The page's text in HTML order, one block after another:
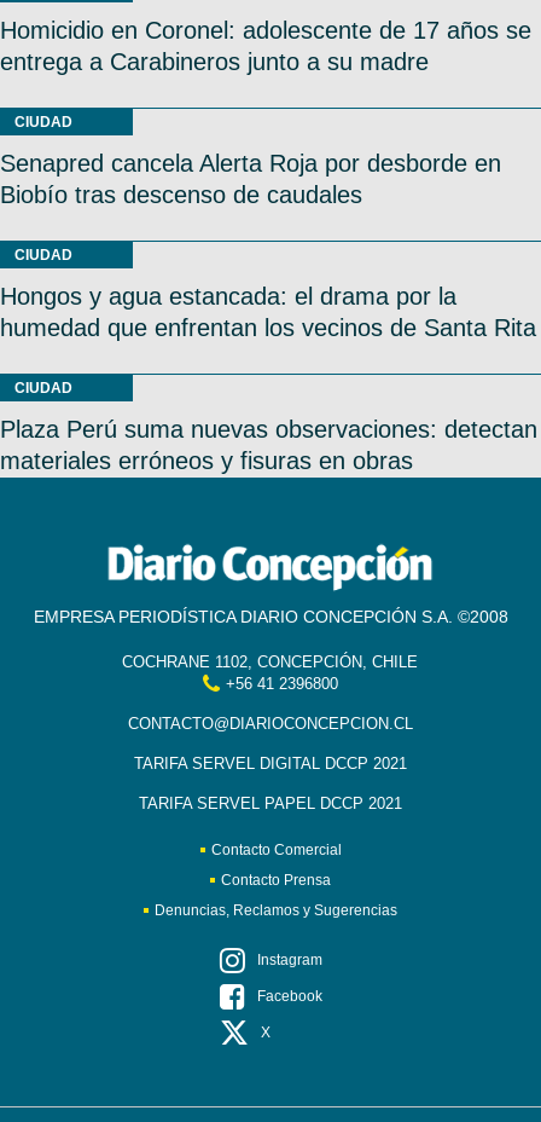
Homicidio en Coronel: adolescente de 17 años se
entrega a Carabineros junto a su madre
CIUDAD
Senapred cancela Alerta Roja por desborde en
Biobío tras descenso de caudales
CIUDAD
Hongos y agua estancada: el drama por la
humedad que enfrentan los vecinos de Santa Rita
CIUDAD
Plaza Perú suma nuevas observaciones: detectan
materiales erróneos y fisuras en obras
EMPRESA PERIODÍSTICA DIARIO CONCEPCIÓN S.A. ©2008
COCHRANE 1102, CONCEPCIÓN, CHILE
+56 41 2396800
CONTACTO@DIARIOCONCEPCION.CL
TARIFA SERVEL DIGITAL DCCP 2021
TARIFA SERVEL PAPEL DCCP 2021
Contacto Comercial
Contacto Prensa
Denuncias, Reclamos y Sugerencias
Instagram
Facebook
X